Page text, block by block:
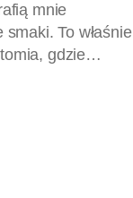
mnie
To właśnie
gdzie…